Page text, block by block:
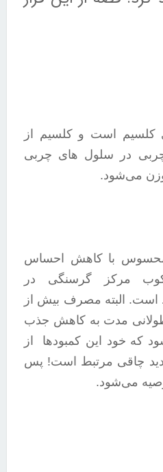
کلسیم است و کلسیم از
در سلول هاى چربى
می‌شود.
با کاهش احساس
مرکز گرسنگی در
است. البته مصرف بیش از
طولانی مدت به کاهش جذب
که خود این کمبودها از
چاقی مرتبط است! پس
می‌شود.